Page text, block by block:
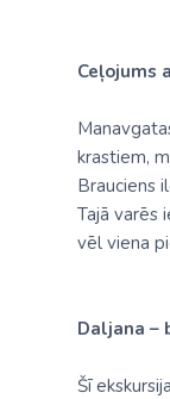
Ceļojums
krastiem,
Brauciens
Tajā varēs
vēl viena
Daljana –
Šī